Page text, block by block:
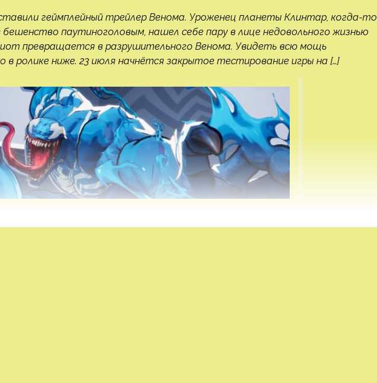
геймплейный трейлер Венома. Уроженец планеты Клинтар, когда-то
бешенство паутиноголовым, нашел себе пару в лице недовольного жизнью
превращается в разрушительного Венома. Увидеть всю мощь
ролике ниже. 23 июля начнётся закрытое тестирование игры на […]